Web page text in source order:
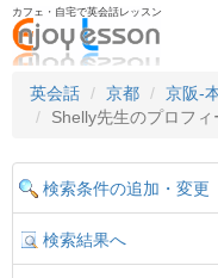
カフェ・自宅で英会話レッスン
英会話
京都 京阪-
Shelly先生のプロフィ
検索条件の追加・変更
検索結果へ